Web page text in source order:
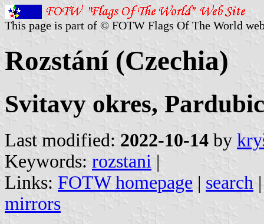
This page is part of © FOTW Flags Of The World
Rozstání (Czechia)
Svitavy okres,
Last modified: 2022-10-14 by
Keywords: rozstani |
Links: FOTW homepage | search
mirrors